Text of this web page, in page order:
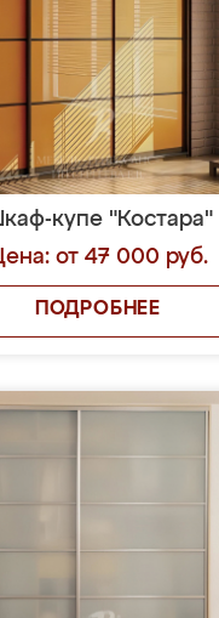
купе "Костара"
от 47 000 руб.
ПОДРОБНЕЕ